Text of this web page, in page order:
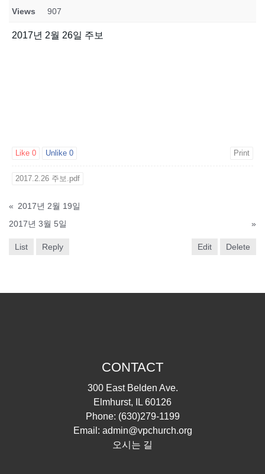
Views 907
2017년 2월 26일 주보
Like 0 Unlike 0 Print
2017.2.26 주보.pdf
« 2017년 2월 19일
2017년 3월 5일
»
List Reply Edit Delete
CONTACT
300 East Belden Ave.
Elmhurst, IL 60126
Phone: (630)279-1199
Email: admin@vpchurch.org
오시는 길